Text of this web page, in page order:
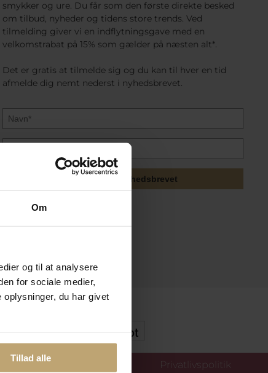
Om
og til at analysere
for sociale medier,
du har givet
Tillad alle
smykker og ure. Du får som den første direkte besked
om tilbud, nyheder og tidens store trends. Ved
tilmelding giver vi en indflytningsgave med en
velkomstrabat på 15% som gælder på næsten alt*.
Det er gratis at tilmelde sig og du kan til hver en tid
afmelde dig nemt nederst i nyhedsbrevet.
Tilmeld mig nyhedsbrevet
Og Tryg E-Handel
Privatlivspolitik